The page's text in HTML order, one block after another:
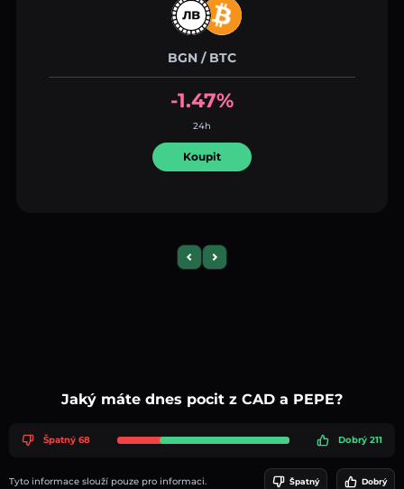
BGN / BTC
-1.47%
24h
Koupit
Previous slide
Next slide
Jaký máte dnes pocit z CAD a PEPE?
Špatný 68 Dobrý 211
Tyto informace slouží pouze pro informaci. Špatný Dobrý